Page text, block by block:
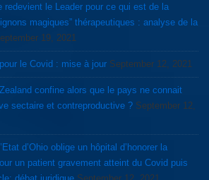
redevient le Leader pour ce qui est de la
magiques” thérapeutiques : analyse de la
19, 2021
le Covid : mise à jour September 12, 2021
confine alors que le pays ne connait
sectaire et contreproductive ? September 12,
d’Ohio oblige un hôpital d’honorer la
un patient gravement atteint du Covid puis